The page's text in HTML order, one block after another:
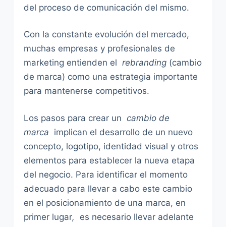
del proceso de comunicación del mismo.
Con la constante evolución del mercado,
muchas empresas y profesionales de
marketing entienden el rebranding (cambio
de marca) como una estrategia importante
para mantenerse competitivos.
Los pasos para crear un cambio de
marca implican el desarrollo de un nuevo
concepto, logotipo, identidad visual y otros
elementos para establecer la nueva etapa
del negocio. Para identificar el momento
adecuado para llevar a cabo este cambio
en el posicionamiento de una marca, en
primer lugar, es necesario llevar adelante